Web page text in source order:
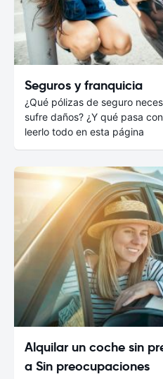
Seguros y franquicia
¿Qué pólizas de seguro
sufre daños? ¿Y qué pasa
leerlo todo en esta página
Alquilar un coche sin
a Sin preocupaciones